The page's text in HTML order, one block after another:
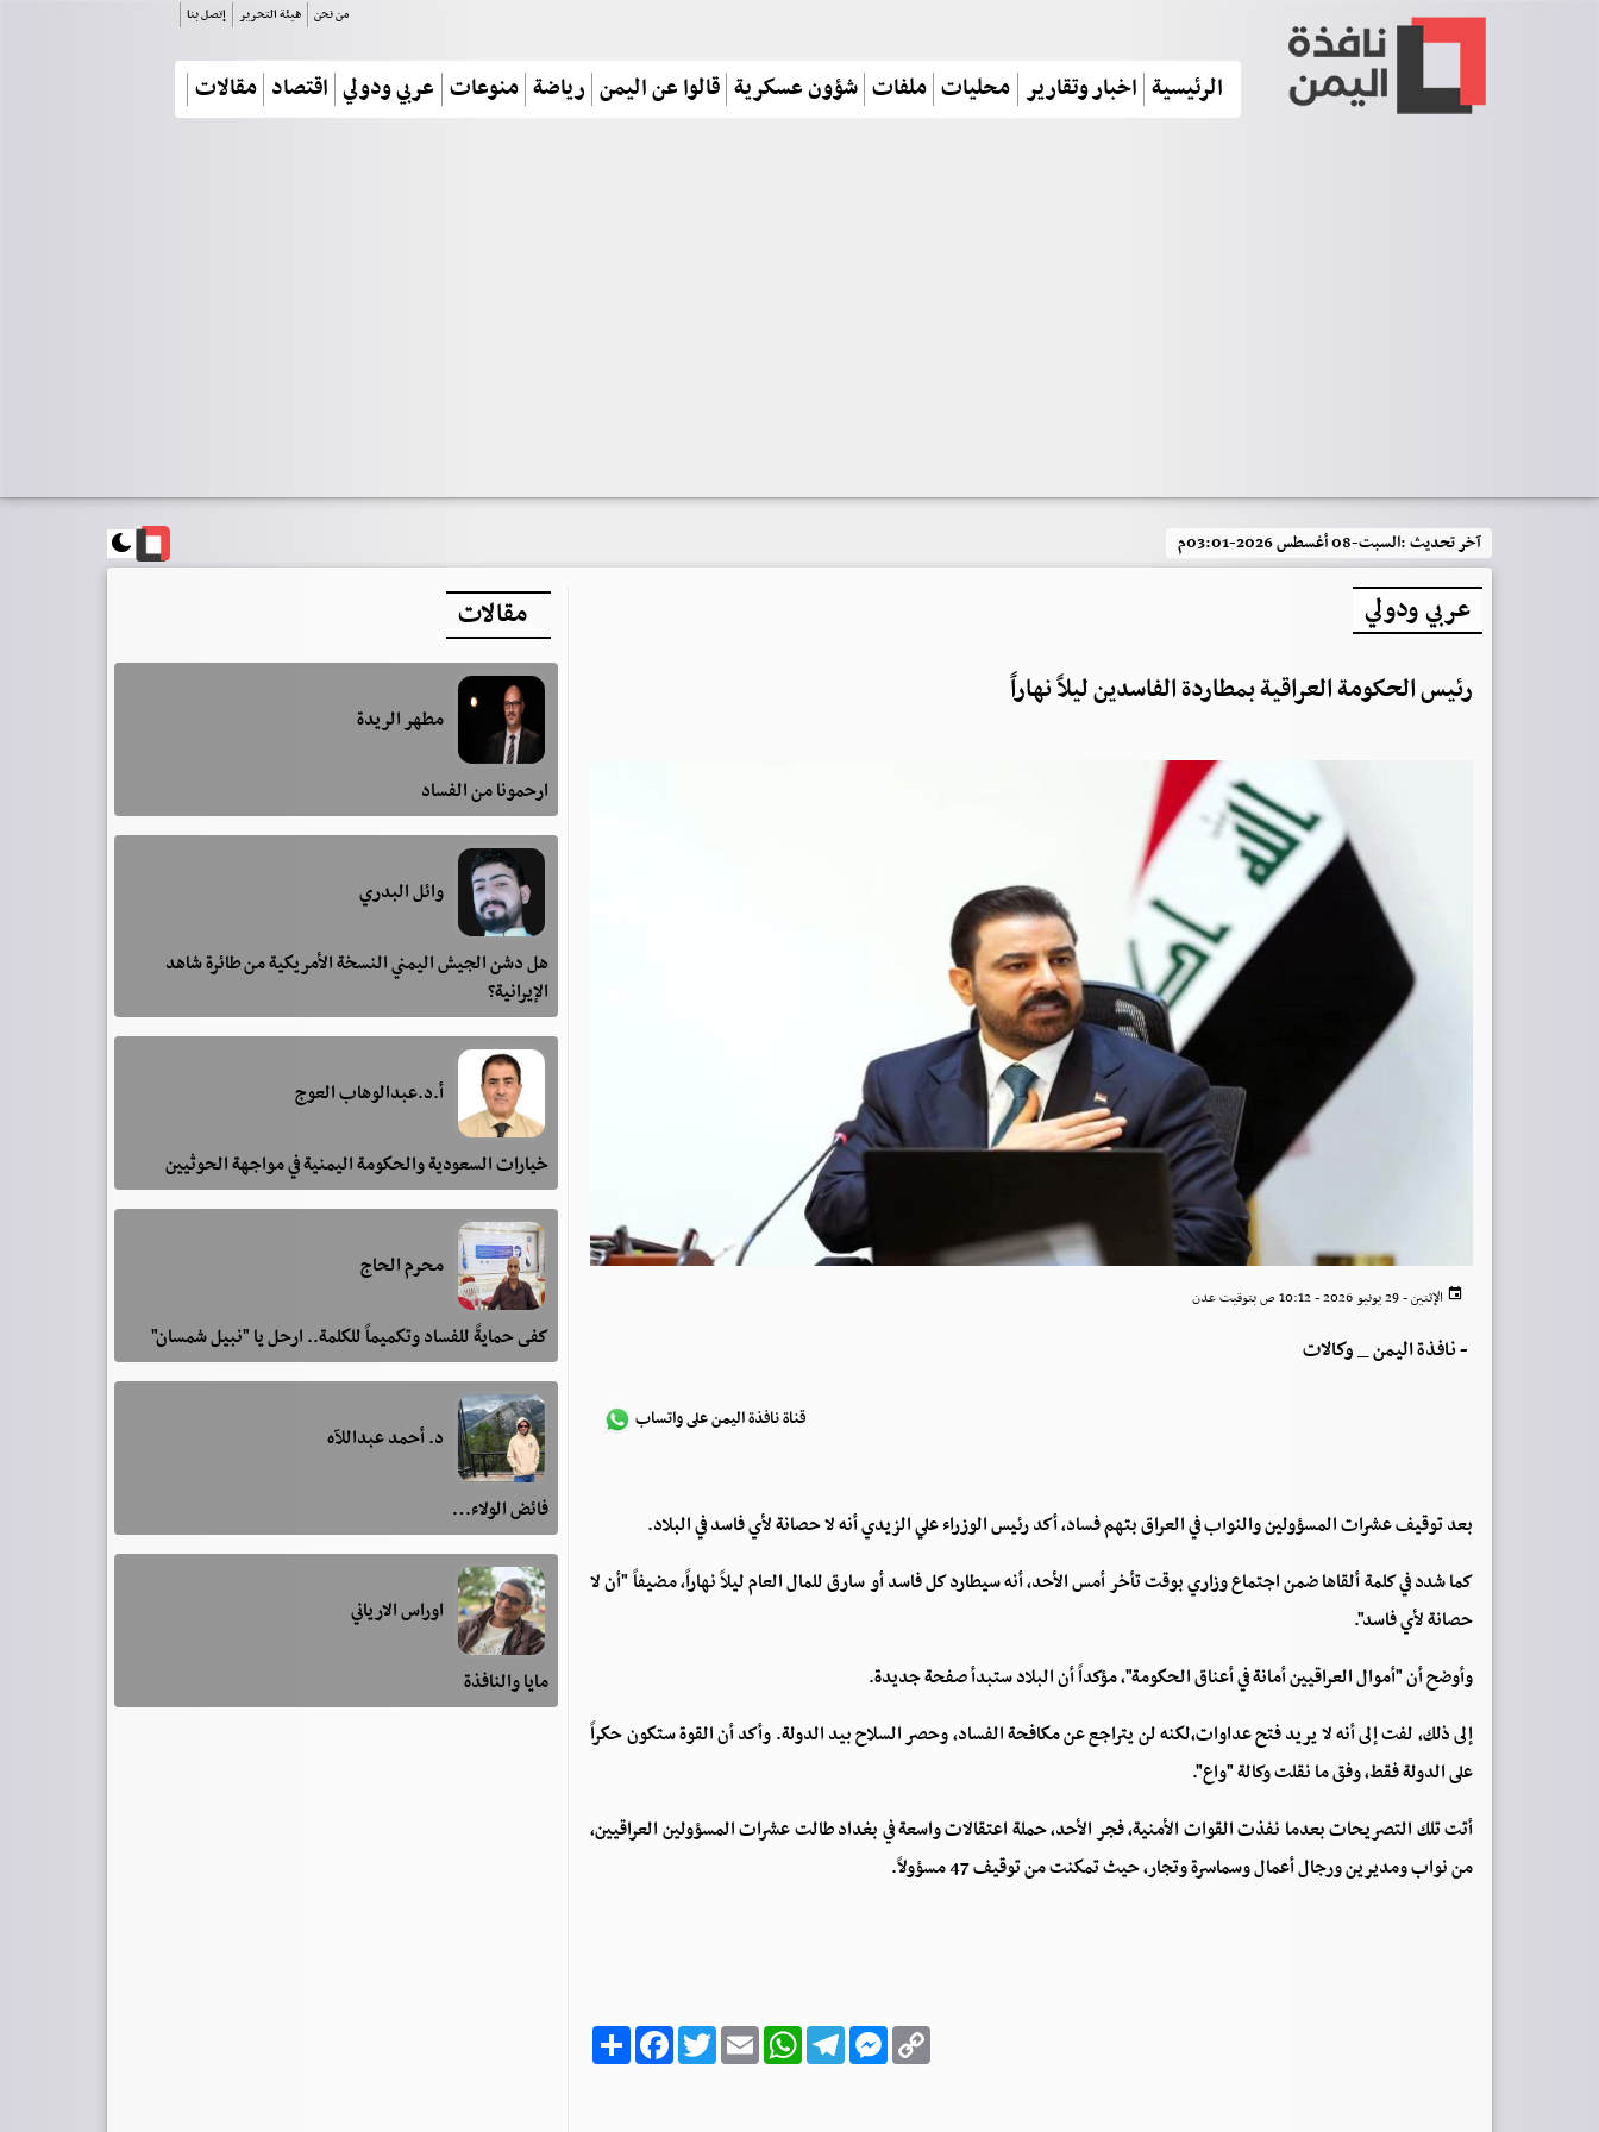
من نحن هيئة التحرير إتصل بنا
الرئيسية اخبار وتقارير محليات ملفات شؤون عسكرية قالوا عن اليمن رياضة منوعات عربي ودولي اقتصاد مقالات
آخر تحديث :السبت-08 أغسطس 2026-03:01م
عربي ودولي
رئيس الحكومة العراقية بمطاردة الفاسدين ليلاً نهاراً
الإثنين - 29 يونيو 2026 - 10:12 ص بتوقيت عدن
-نافذة اليمن _ وكالات
قناة نافذة اليمن على واتساب
بعد توقيف عشرات المسؤولين والنواب في العراق بتهم فساد، أكد رئيس الوزراء علي الزيدي أنه لا حصانة لأي فاسد في البلاد.
كما شدد في كلمة ألقاها ضمن اجتماع وزاري بوقت تأخر أمس الأحد، أنه سيطارد كل فاسد أو سارق للمال العام ليلاً نهاراً، مضيفاً "أن لا
حصانة لأي فاسد".
وأوضح أن "أموال العراقيين أمانة في أعناق الحكومة"، مؤكداً أن البلاد ستبدأ صفحة جديدة.
إلى ذلك، لفت إلى أنه لا يريد فتح عداوات،لكنه لن يتراجع عن مكافحة الفساد، وحصر السلاح بيد الدولة. وأكد أن القوة ستكون حكراً
على الدولة فقط، وفق ما نقلت وكالة "واع".
أتت تلك التصريحات بعدما نفذت القوات الأمنية، فجر الأحد، حملة اعتقالات واسعة في بغداد طالت عشرات المسؤولين العراقيين،
من نواب ومديرين ورجال أعمال وسماسرة وتجار، حيث تمكنت من توقيف 47 مسؤولاً.
ا
ن
ش
F
a
c
T
w
i
E
m
a
W
h
a
T
e
l
M
e
s
C
o
p
مقالات
مطهر الريدة
ارحمونا من الفساد
وائل البدري
هل دشن الجيش اليمني النسخة الأمريكية من طائرة شاهد
الإيرانية؟
أ.د.عبدالوهاب العوج
خيارات السعودية والحكومة اليمنية في مواجهة الحوثيين
محرم الحاج
كفى حمايةً للفساد وتكميماً للكلمة.. ارحل يا "نبيل شمسان"
د. أحمد عبداللآه
فائض الولاء…
اوراس الارياني
مايا والنافذة